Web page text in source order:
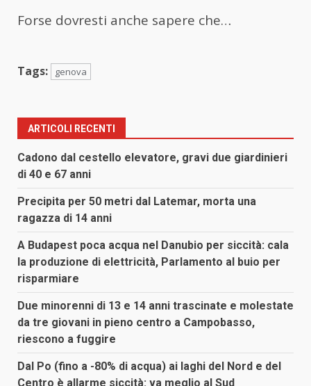
Forse dovresti anche sapere che…
Tags: genova
ARTICOLI RECENTI
Cadono dal cestello elevatore, gravi due giardinieri
di 40 e 67 anni
Precipita per 50 metri dal Latemar, morta una
ragazza di 14 anni
A Budapest poca acqua nel Danubio per siccità: cala
la produzione di elettricità, Parlamento al buio per
risparmiare
Due minorenni di 13 e 14 anni trascinate e molestate
da tre giovani in pieno centro a Campobasso,
riescono a fuggire
Dal Po (fino a -80% di acqua) ai laghi del Nord e del
Centro è allarme siccità: va meglio al Sud